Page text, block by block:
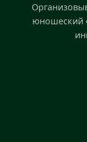
юношеский